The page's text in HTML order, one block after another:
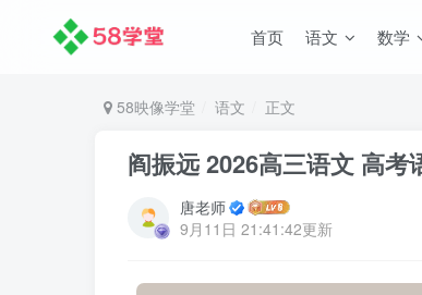
首页 语文 数学
58映像学堂 语文 正文
阎振远 2026高三语文 高
唐老师
9月11日 21:41:42更新